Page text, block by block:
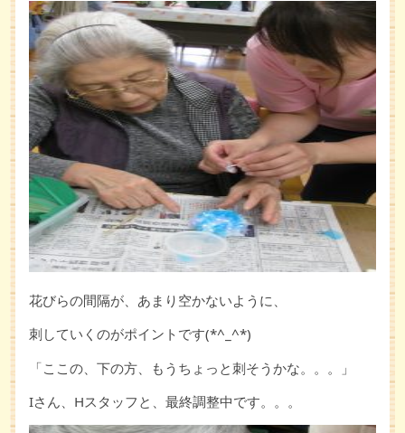
花びらの間隔が、あまり空かないように、
刺していくのがポイントです(*^_^*)
「ここの、下の方、もうちょっと刺そうかな。。。」
Iさん、Hスタッフと、最終調整中です。。。